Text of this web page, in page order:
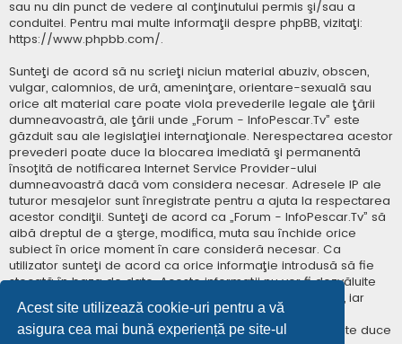
Acest site utilizează cookie-uri pentru a vă
asigura cea mai bună experiență pe site-ul
sau nu din punct de vedere al conţinutului permis şi/sau a
conduitei. Pentru mai multe informaţii despre phpBB, vizitaţi:
https://www.phpbb.com/.
Sunteţi de acord să nu scrieţi niciun material abuziv, obscen,
vulgar, calomnios, de ură, ameninţare, orientare-sexuală sau
orice alt material care poate viola prevederile legale ale ţării
dumneavoastră, ale ţării unde „Forum - InfoPescar.Tv” este
găzduit sau ale legislaţiei internaţionale. Nerespectarea acestor
prevederi poate duce la blocarea imediată şi permanentă
însoţită de notificarea Internet Service Provider-ului
dumneavoastră dacă vom considera necesar. Adresele IP ale
tuturor mesajelor sunt înregistrate pentru a ajuta la respectarea
acestor condiţii. Sunteţi de acord ca „Forum - InfoPescar.Tv” să
aibă dreptul de a şterge, modifica, muta sau închide orice
subiect în orice moment în care consideră necesar. Ca
utilizator sunteţi de acord ca orice informaţie introdusă să fie
stocată în baza de date. Aceste informaţii nu vor fi dezvăluite
niciunei terţe părţi fără consimţământul dumneavoastră, iar
„Forum - InfoPescar.Tv” sau phpBB nu pot fi consideraţi
responsabili pentru vreo încercare de hacking care poate duce